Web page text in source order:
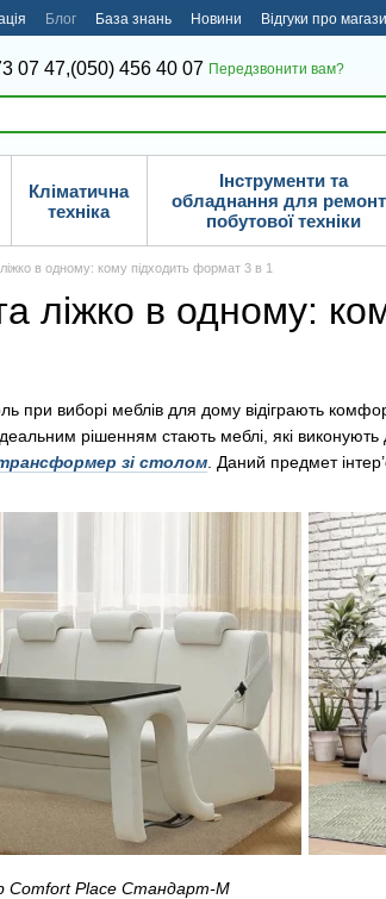
Блог База знань Новини Відгуки про
07 47,(050) 456 40 07 Передзвонити вам?
Кліматична
техніка
Інструменти та
обладнання для
побутової техніки
ліжко в одному: кому підходить формат 3 в 1
ліжко в одному:
при виборі меблів для дому відіграють
рішенням стають меблі, які
зі столом. Даний предмет
Place Стандарт-М